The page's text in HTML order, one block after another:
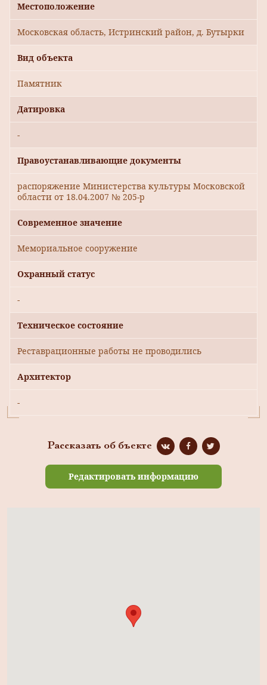
Местоположение
Московская область, Истринский район, д. Бутырки
Вид объекта
Памятник
Датировка
-
Правоустанавливающие документы
распоряжение Министерства культуры Московской
области от 18.04.2007 № 205-р
Современное значение
Мемориальное сооружение
Охранный статус
-
Техническое состояние
Реставрационные работы не проводились
Архитектор
-
Рассказать об бъекте
Редактировать информацию